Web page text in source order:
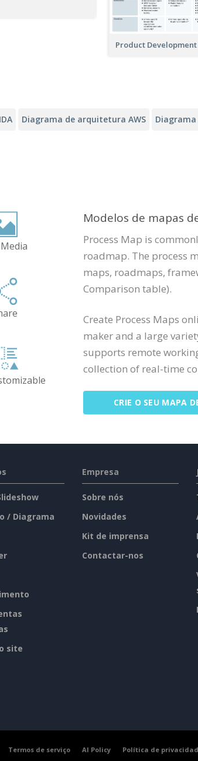
Product Development
Diagrama de arquitetura AWS
Modelos de mapas
Process Map is
roadmap. The process
maps, roadmaps,
Comparison table).
Create Process Maps
maker and a large
supports remote
collection of real-time
CRIE O SEU MAPA
/ Diagrama
site
Empresa
Sobre nós
Novidades
Kit de imprensa
Contactar-nos
Termos de serviço AI Policy Política de